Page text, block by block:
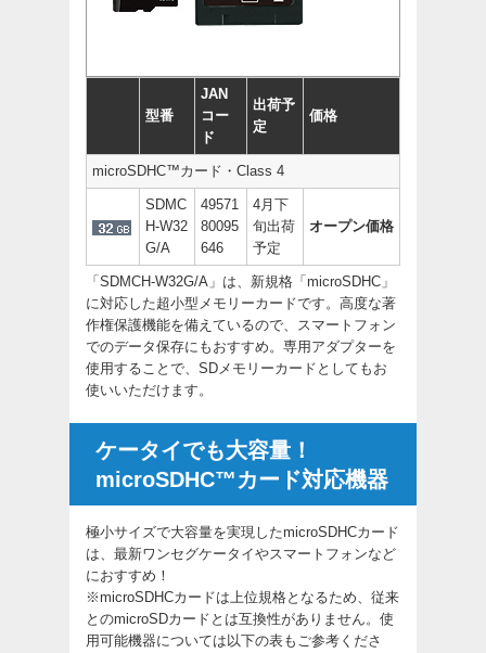
型番
JAN
コー
ド
出荷予
定
価格
microSDHC™カード・Class 4
SDMC
H-W32
G/A
49571
80095
646
4月下
旬出荷
予定
オープン価格
「SDMCH-W32G/A」は、新規格「microSDHC」
に対応した超小型メモリーカードです。高度な著
作権保護機能を備えているので、スマートフォン
でのデータ保存にもおすすめ。専用アダプターを
使用することで、SDメモリーカードとしてもお
使いいただけます。
ケータイでも大容量！
microSDHC™カード対応機器
極小サイズで大容量を実現したmicroSDHCカード
は、最新ワンセグケータイやスマートフォンなど
におすすめ！
※microSDHCカードは上位規格となるため、従来
とのmicroSDカードとは互換性がありません。使
用可能機器については以下の表もご参考くださ